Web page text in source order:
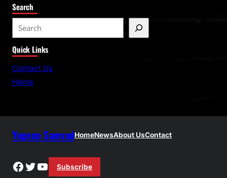
Search
e
a
r
Quick Links
Contact Us
Home
Yugeen SamvadHomeNewsAbout UsContact
Facebook
Twitter
YouTube
Subscribe